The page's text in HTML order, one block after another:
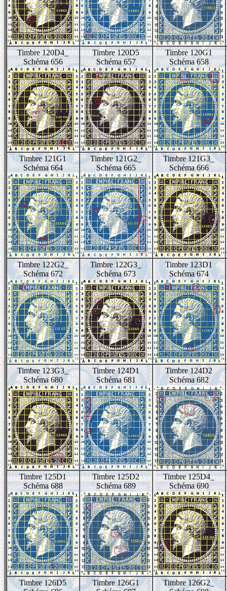
Timbre 120D4_
Schéma 656
Timbre 120D5
Schéma 657
Timbre 120G1
Schéma 658
Timbre 121G1
Schéma 664
Timbre 121G2_
Schéma 665
Timbre 121G3_
Schéma 666
Timbre 122G2_
Schéma 672
Timbre 122G3_
Schéma 673
Timbre 123D1
Schéma 674
Timbre 123G3_
Schéma 680
Timbre 124D1
Schéma 681
Timbre 124D2
Schéma 682
Timbre 125D1
Schéma 688
Timbre 125D2
Schéma 689
Timbre 125D4_
Schéma 690
Timbre 126D5
Timbre 126G1
Timbre 126G2_